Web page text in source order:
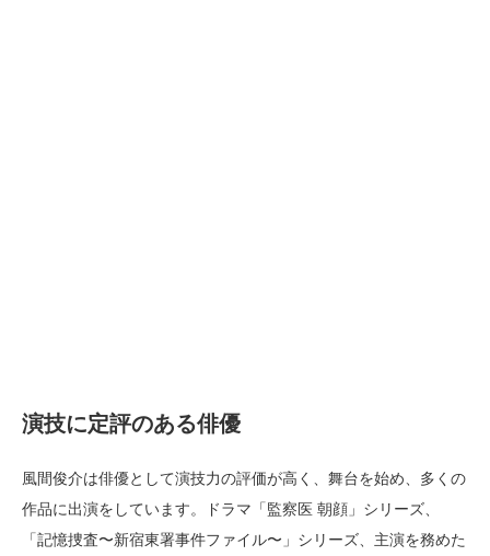
演技に定評のある俳優
風間俊介は俳優として演技力の評価が高く、舞台を始め、多くの
作品に出演をしています。ドラマ「監察医 朝顔」シリーズ、
「記憶捜査〜新宿東署事件ファイル〜」シリーズ、主演を務めた